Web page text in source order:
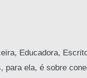
Educadora,
para ela, é sobre